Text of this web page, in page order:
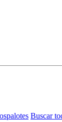
Buscar